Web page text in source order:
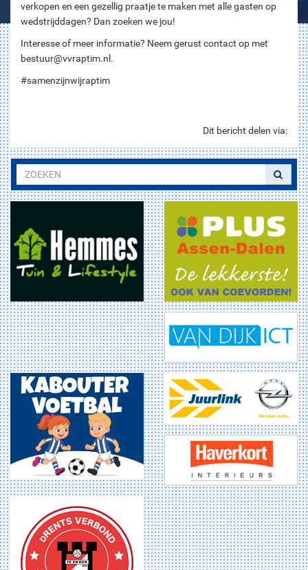
verkopen en een gezellig praatje te maken met alle gasten op
wedstrijddagen? Dan zoeken we jou!
Interesse of meer informatie? Neem gerust contact op met
bestuur@vvraptim.nl.
#samenzijnwijraptim
Dit bericht delen via: